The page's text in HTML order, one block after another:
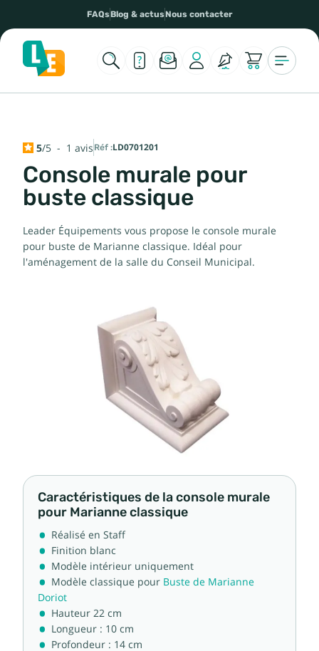
FAQsBlog & actusNous contacter
5/5 - 1 avis Réf :LD0701201
Console murale pour
buste classique
Leader Équipements vous propose le console murale
pour buste de Marianne classique. Idéal pour
l'aménagement de la salle du Conseil Municipal.
Caractéristiques de la console murale
pour Marianne classique
Réalisé en Staff
Finition blanc
Modèle intérieur uniquement
Modèle classique pour Buste de Marianne
Doriot
Hauteur 22 cm
Longueur : 10 cm
Profondeur : 14 cm